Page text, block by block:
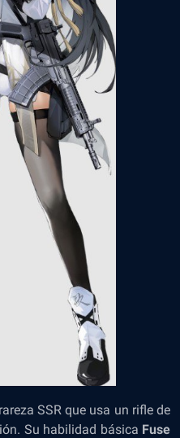
SSR que usa un rifle de
Su habilidad básica Fuse